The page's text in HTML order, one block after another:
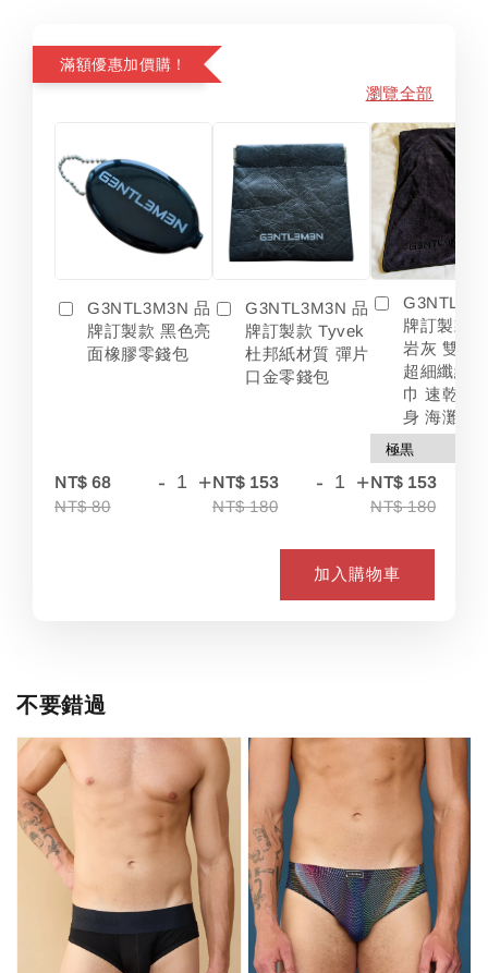
滿額優惠加價購！
瀏覽全部
G3NTL3M3N 品
牌訂製款 黑色亮
面橡膠零錢包
NT$ 68
NT$ 80
- +
G3NTL3M3N 品
牌訂製款 Tyvek
杜邦紙材質 彈片
口金零錢包
NT$ 153
NT$ 180
- +
牌訂製款
岩灰 雙色
超細纖維
巾 速乾 吸
身 海灘
NT$ 153
NT$ 180
加入購物車
不要錯過